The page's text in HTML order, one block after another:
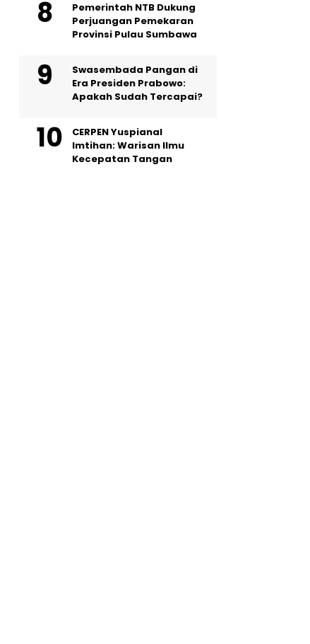
Pemerintah NTB Dukung
Perjuangan Pemekaran
Provinsi Pulau Sumbawa
Swasembada Pangan di
Era Presiden Prabowo:
Apakah Sudah Tercapai?
CERPEN Yuspianal
Imtihan: Warisan Ilmu
Kecepatan Tangan